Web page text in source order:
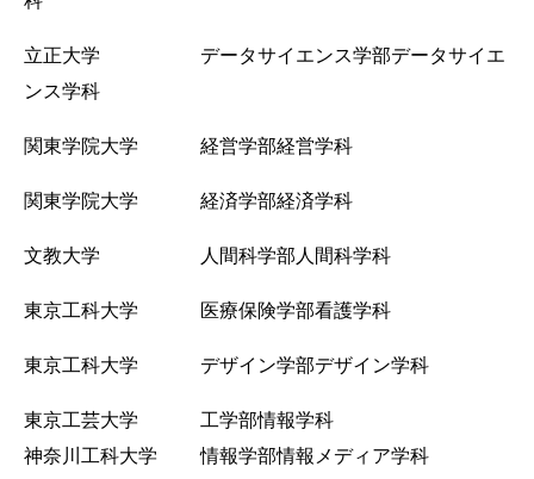
立正大学 データサイエンス学部データサイエ
ンス学科
関東学院大学 経営学部経営学科
関東学院大学 経済学部経済学科
文教大学 人間科学部人間科学科
東京工科大学 医療保険学部看護学科
東京工科大学 デザイン学部デザイン学科
東京工芸大学 工学部情報学科
神奈川工科大学 情報学部情報メディア学科